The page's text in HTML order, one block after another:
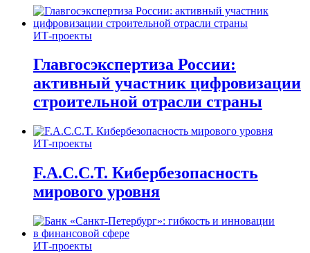
ИТ-проекты
Главгосэкспертиза России:
активный участник цифровизации
строительной отрасли страны
ИТ-проекты
F.A.C.C.T. Кибербезопасность
мирового уровня
ИТ-проекты